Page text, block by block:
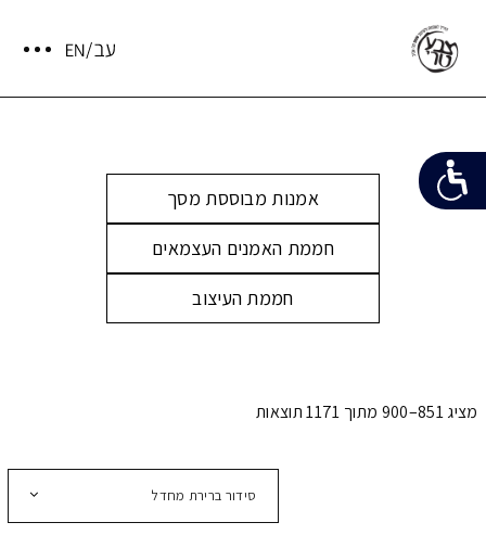
אמנות מבוססת מסך
חממת האמנים העצמאים
חממת העיצוב
מציג 851–900 מתוך 1171 תוצאות
סידור ברירת מחדל